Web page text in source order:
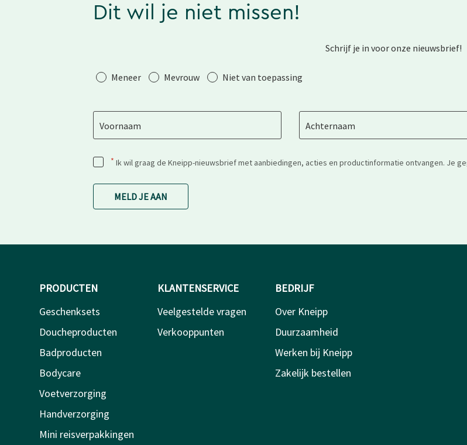
Dit wil je niet missen!
Schrijf je in voor onze nieuwsbrief!
Aanhef
Meneer Mevrouw Niet van toepassing
Voornaam Achternaam
* Ik wil graag de Kneipp-nieuwsbrief met aanbiedingen, acties en productinformatie ontvangen. Je
MELD JE AAN
PRODUCTEN
Geschenksets
Doucheproducten
Badproducten
Bodycare
Voetverzorging
Handverzorging
Mini reisverpakkingen
KLANTENSERVICE
Veelgestelde vragen
Verkooppunten
BEDRIJF
Over Kneipp
Duurzaamheid
Werken bij Kneipp
Zakelijk bestellen